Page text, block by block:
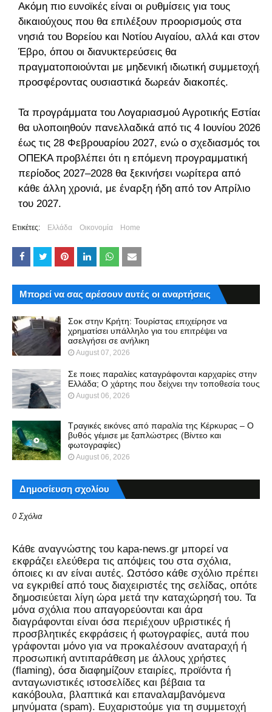
Ακόμη πιο ευνοϊκές είναι οι ρυθμίσεις για τους
δικαιούχους που θα επιλέξουν προορισμούς στα
νησιά του Βορείου και Νοτίου Αιγαίου, αλλά και στον
Έβρο, όπου οι διανυκτερεύσεις θα
πραγματοποιούνται με μηδενική ιδιωτική συμμετοχή,
προσφέροντας ουσιαστικά δωρεάν διακοπές.
Τα προγράμματα του Λογαριασμού Αγροτικής Εστίας
θα υλοποιηθούν πανελλαδικά από τις 4 Ιουνίου 2026
έως τις 28 Φεβρουαρίου 2027, ενώ ο σχεδιασμός του
ΟΠΕΚΑ προβλέπει ότι η επόμενη προγραμματική
περίοδος 2027–2028 θα ξεκινήσει νωρίτερα από
κάθε άλλη χρονιά, με έναρξη ήδη από τον Απρίλιο
του 2027.
Ετικέτες: Ελλάδα Οικονομία Home
Μπορεί να σας αρέσουν αυτές οι αναρτήσεις
Σοκ στην Κρήτη: Τουρίστας επιχείρησε να
χρηματίσει υπάλληλο για του επιτρέψει να
ασελγήσει σε ανήλικη
August 07, 2026
Σε ποιες παραλίες καταγράφονται καρχαρίες στην
Ελλάδα; Ο χάρτης που δείχνει την τοποθεσία τους
August 06, 2026
Τραγικές εικόνες από παραλία της Κέρκυρας – Ο
βυθός γέμισε με ξαπλώστρες (Βίντεο και
φωτογραφίες)
August 06, 2026
Δημοσίευση σχολίου
0 Σχόλια
Kάθε αναγνώστης του kapa-news.gr μπορεί να
εκφράζει ελεύθερα τις απόψεις του στα σχόλια,
όποιες κι αν είναι αυτές. Ωστόσο κάθε σχόλιο πρέπει
να εγκριθεί από τους διαχειριστές της σελίδας, οπότε
δημοσιεύεται λίγη ώρα μετά την καταχώρησή του. Τα
μόνα σχόλια που απαγορεύονται και άρα
διαγράφονται είναι όσα περιέχουν υβριστικές ή
προσβλητικές εκφράσεις ή φωτογραφίες, αυτά που
γράφονται μόνο για να προκαλέσουν αναταραχή ή
προσωπική αντιπαράθεση με άλλους χρήστες
(flaming), όσα διαφημίζουν εταιρίες, προϊόντα ή
ανταγωνιστικές ιστοσελίδες και βέβαια τα
κακόβουλα, βλαπτικά και επαναλαμβανόμενα
μηνύματα (spam). Ευχαριστούμε για τη συμμετοχή